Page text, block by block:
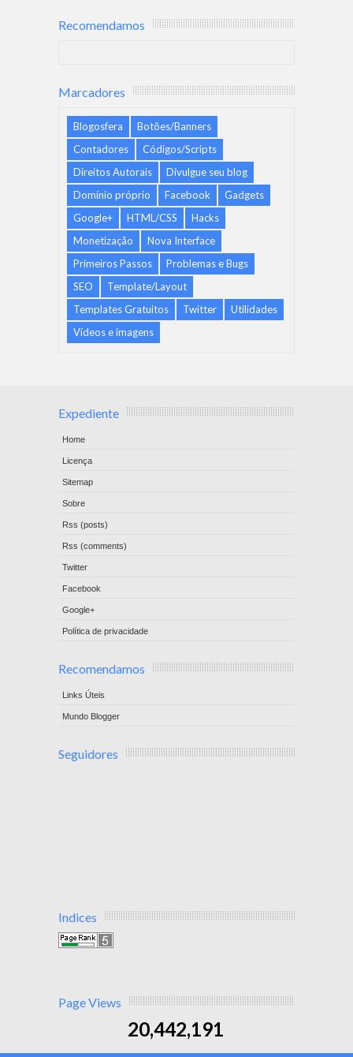
Recomendamos
Marcadores
Blogosfera
Botões/Banners
Contadores
Códigos/Scripts
Direitos Autorais
Divulgue seu blog
Domínio próprio
Facebook
Gadgets
Google+
HTML/CSS
Hacks
Monetização
Nova Interface
Primeiros Passos
Problemas e Bugs
SEO
Template/Layout
Templates Gratuitos
Twitter
Utilidades
Vídeos e imagens
Expediente
Home
Licença
Sitemap
Sobre
Rss (posts)
Rss (comments)
Twitter
Facebook
Google+
Política de privacidade
Recomendamos
Links Úteis
Mundo Blogger
Seguidores
Indices
Page Views
20,442,191